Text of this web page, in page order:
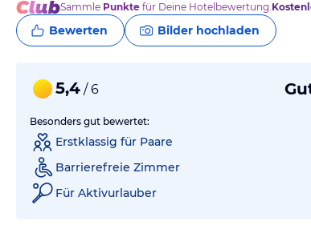
Sammle Punkte für Deine Hotelbewertung.
Bewerten Bilder hochladen
5,4 / 6
Besonders gut bewertet:
Erstklassig für Paare
Barrierefreie Zimmer
Für Aktivurlauber